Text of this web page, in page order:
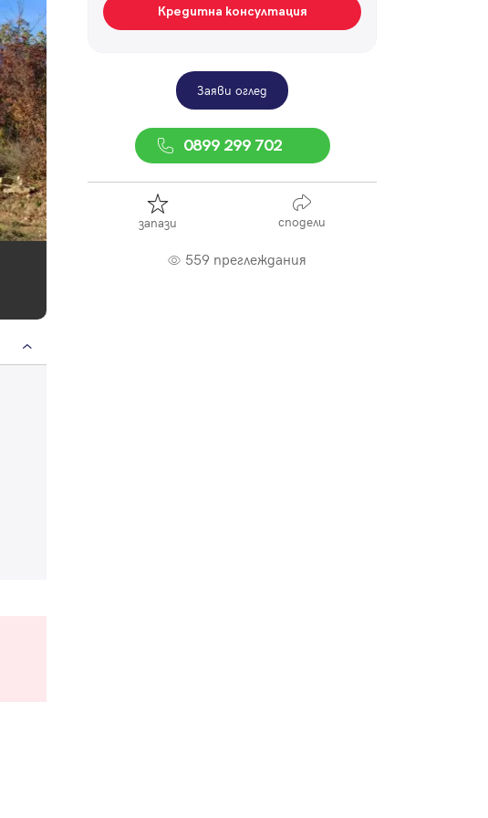
Кредитна консултация
Заяви оглед
0899 299 702
запази сподели
559 преглеждания